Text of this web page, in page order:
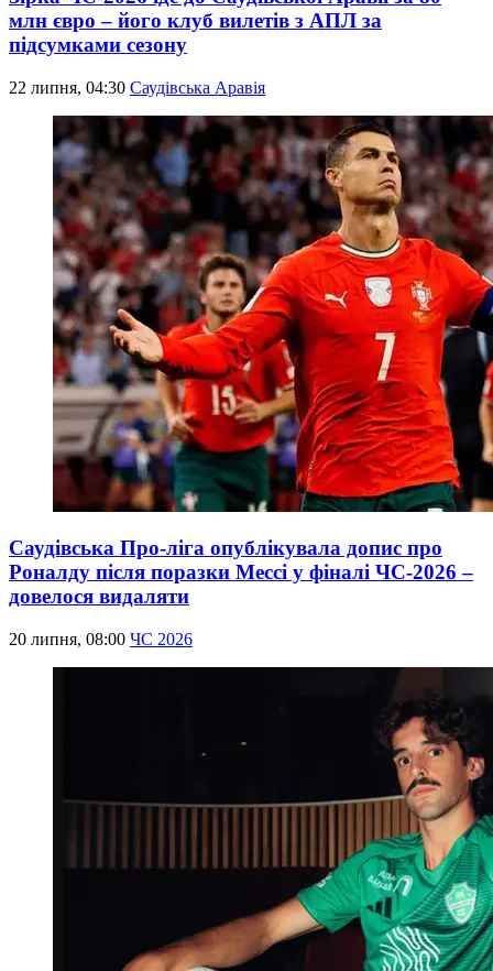
млн євро – його клуб вилетів з АПЛ за
підсумками сезону
22 липня, 04:30 Саудівська Аравія
Саудівська Про-ліга опублікувала допис про
Роналду після поразки Мессі у фіналі ЧС-2026 –
довелося видаляти
20 липня, 08:00 ЧС 2026